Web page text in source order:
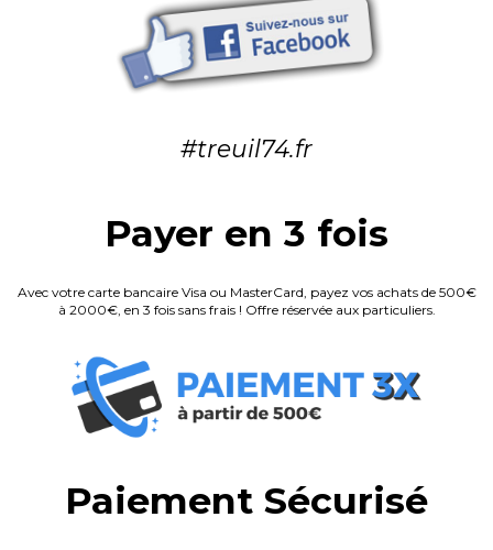
#treuil74.fr
Payer en 3 fois
Avec votre carte bancaire Visa ou MasterCard, payez vos achats de 500€
à 2000€, en 3 fois sans frais ! Offre réservée aux particuliers.
Paiement Sécurisé